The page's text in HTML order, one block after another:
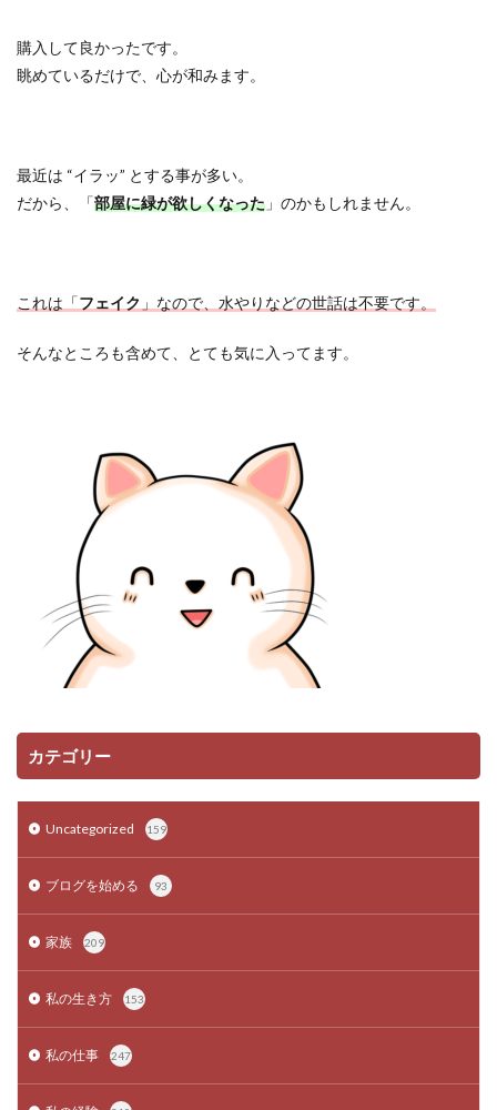
購入して良かったです。
眺めているだけで、心が和みます。
最近は “イラッ” とする事が多い。
だから、「部屋に緑が欲しくなった 」のかもしれません。
これは「フェイク 」なので、水やりなどの世話は不要です。
そんなところも含めて、とても気に入ってます。
カテゴリー
Uncategorized 159
ブログを始める 93
家族 209
私の生き方 153
私の仕事 247